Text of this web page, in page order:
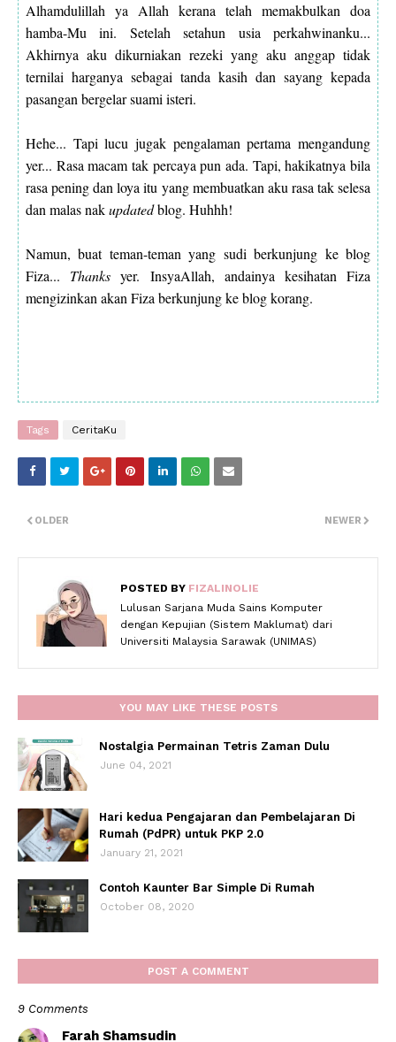
Alhamdulillah ya Allah kerana telah memakbulkan doa
hamba-Mu ini. Setelah setahun usia perkahwinanku...
Akhirnya aku dikurniakan rezeki yang aku anggap tidak
ternilai harganya sebagai tanda kasih dan sayang kepada
pasangan bergelar suami isteri.
Hehe... Tapi lucu jugak pengalaman pertama mengandung
yer... Rasa macam tak percaya pun ada. Tapi, hakikatnya bila
rasa pening dan loya itu yang membuatkan aku rasa tak selesa
dan malas nakupdatedblog. Huhhh!
Namun, buat teman-teman yang sudi berkunjung ke blog
Fiza... Thanks yer. InsyaAllah, andainya kesihatan Fiza
mengizinkan akan Fiza berkunjung ke blog korang.
Tags CeritaKu
NEWER
OLDER
POSTED BY FIZALINOLIE
Lulusan Sarjana Muda Sains Komputer
dengan Kepujian (Sistem Maklumat) dari
Universiti Malaysia Sarawak (UNIMAS)
YOU MAY LIKE THESE POSTS
Nostalgia Permainan Tetris Zaman Dulu
June 04, 2021
Hari kedua Pengajaran dan Pembelajaran Di
Rumah (PdPR) untuk PKP 2.0
January 21, 2021
Contoh Kaunter Bar Simple Di Rumah
October 08, 2020
POST A COMMENT
9 Comments
Farah Shamsudin